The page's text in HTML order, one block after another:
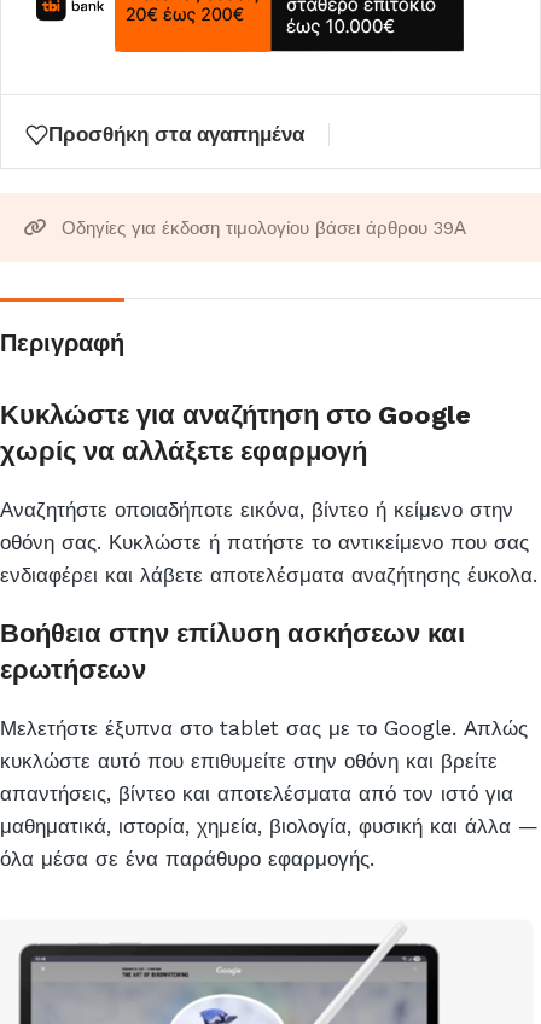
να
αναμονής
αυτό
Προσθήκη στα αγαπημένα
Οδηγίες για έκδοση τιμολογίου βάσει άρθρου 39Α
Περιγραφή
Κυκλώστε για αναζήτηση στο Google
χωρίς να αλλάξετε εφαρμογή
Αναζητήστε οποιαδήποτε εικόνα, βίντεο ή κείμενο στην
οθόνη σας. Κυκλώστε ή πατήστε το αντικείμενο που σας
ενδιαφέρει και λάβετε αποτελέσματα αναζήτησης έυκολα.
Βοήθεια στην επίλυση ασκήσεων και
ερωτήσεων
Μελετήστε έξυπνα στο tablet σας με το Google. Απλώς
κυκλώστε αυτό που επιθυμείτε στην οθόνη και βρείτε
απαντήσεις, βίντεο και αποτελέσματα από τον ιστό για
μαθηματικά, ιστορία, χημεία, βιολογία, φυσική και άλλα —
όλα μέσα σε ένα παράθυρο εφαρμογής.